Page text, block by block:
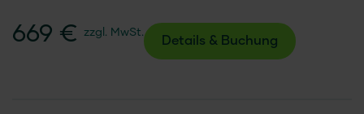
669 € zzgl. MwSt.
Details & Buchung